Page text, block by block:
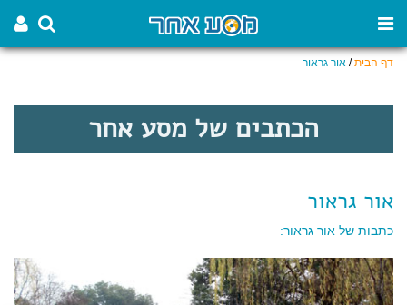
דף הבית/ אור גראור
הכתבים של מסע אחר
אור גראור
כתבות של אור גראור: